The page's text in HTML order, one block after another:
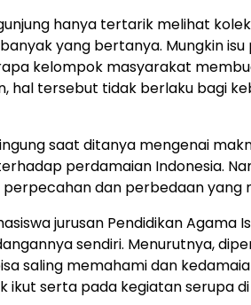
hanya tertarik melihat
yang bertanya. Mungkin
kelompok masyarakat
hal tersebut tidak berlaku bagi
saat ditanya mengenai
perdamaian Indonesia.
dan perbedaan yang
jurusan Pendidikan Agama
sendiri. Menurutnya,
saling memahami dan
ikut serta pada kegiatan serupa